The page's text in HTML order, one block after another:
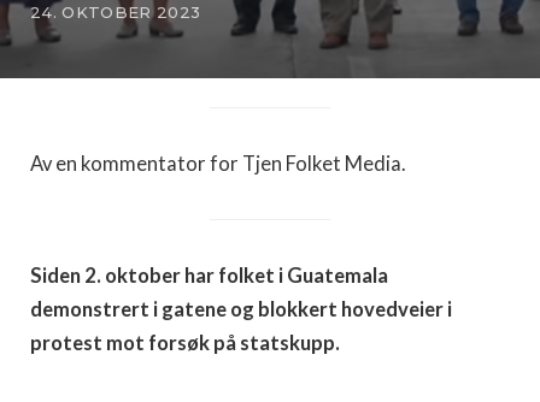
24. OKTOBER 2023
Av en kommentator for Tjen Folket Media.
Siden 2. oktober har folket i Guatemala
demonstrert i gatene og blokkert hovedveier i
protest mot forsøk på statskupp.